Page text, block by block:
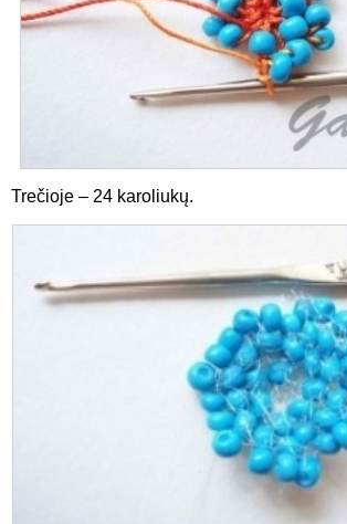
Trečioje – 24 karoliukų.